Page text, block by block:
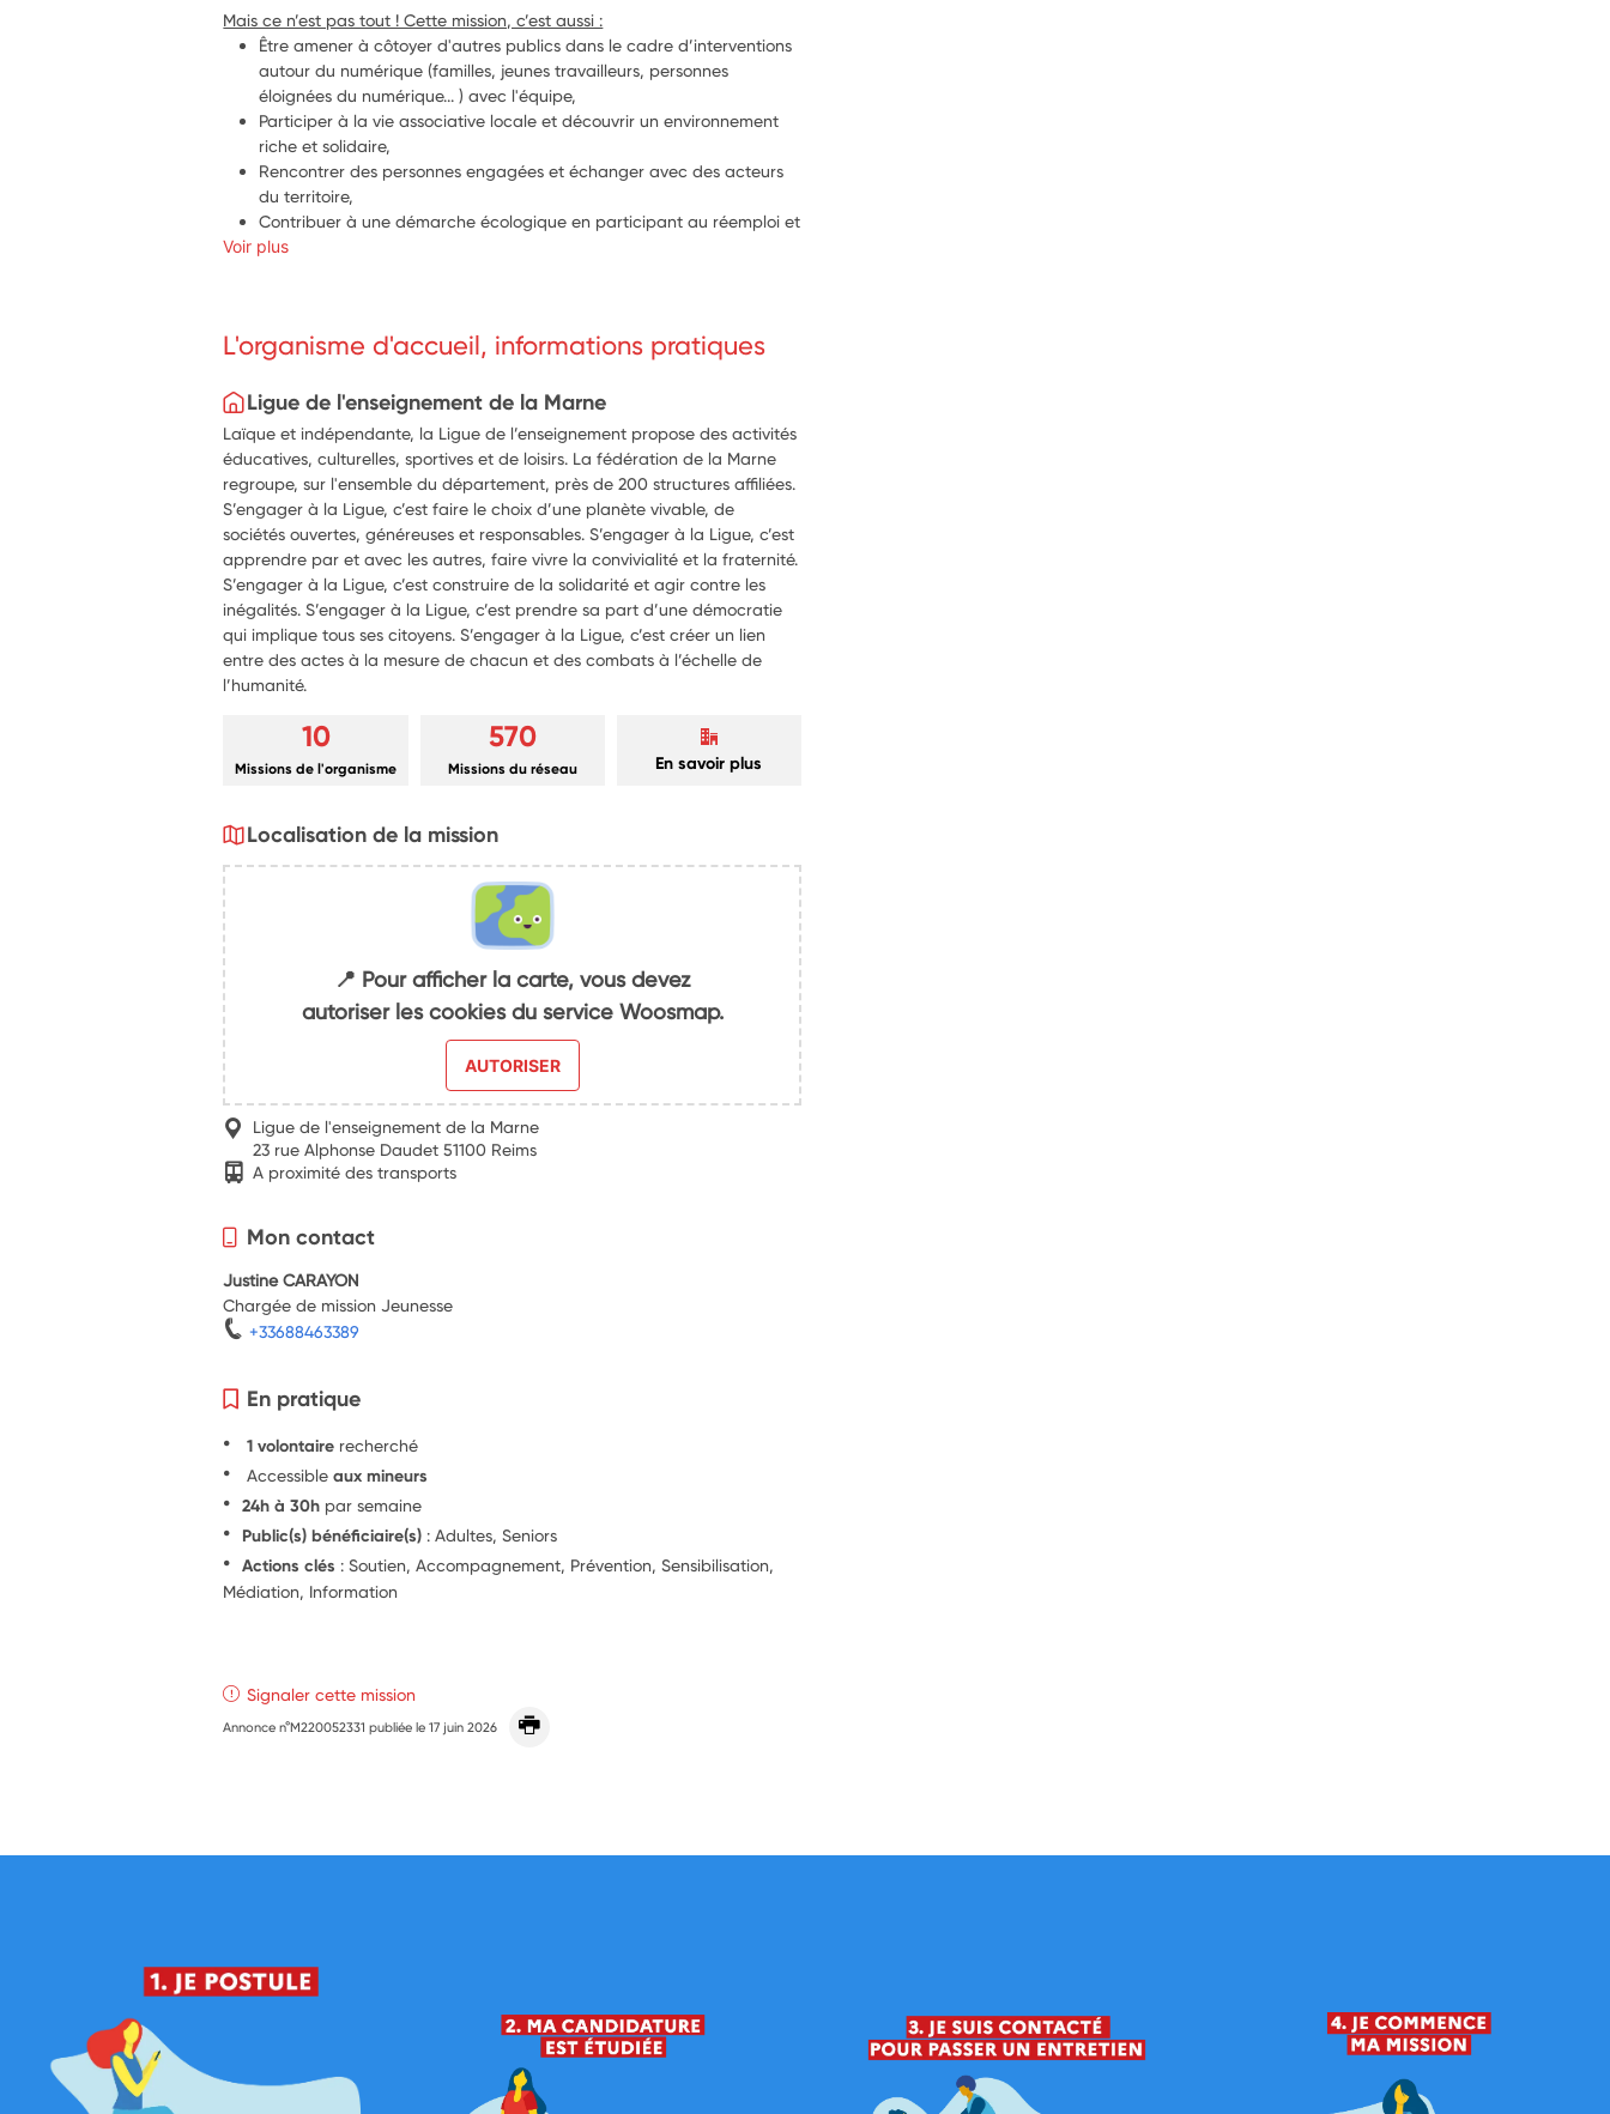
Mais ce n’est pas tout ! Cette mission, c’est aussi :
Être amener à côtoyer d'autres publics dans le cadre d’interventions
autour du numérique (familles, jeunes travailleurs, personnes
éloignées du numérique... ) avec l'équipe,
Participer à la vie associative locale et découvrir un environnement
riche et solidaire,
Rencontrer des personnes engagées et échanger avec des acteurs
du territoire,
Contribuer à une démarche écologique en participant au réemploi et
à la remise en état d’outils numériques (ordinateurs, tablettes…).
Voir plus
L'organisme d'accueil, informations pratiques
Ligue de l'enseignement de la Marne
Laïque et indépendante, la Ligue de l’enseignement propose des activités
éducatives, culturelles, sportives et de loisirs. La fédération de la Marne
regroupe, sur l'ensemble du département, près de 200 structures affiliées.
S’engager à la Ligue, c’est faire le choix d’une planète vivable, de
sociétés ouvertes, généreuses et responsables. S’engager à la Ligue, c’est
apprendre par et avec les autres, faire vivre la convivialité et la fraternité.
S’engager à la Ligue, c’est construire de la solidarité et agir contre les
inégalités. S’engager à la Ligue, c’est prendre sa part d’une démocratie
qui implique tous ses citoyens. S’engager à la Ligue, c’est créer un lien
entre des actes à la mesure de chacun et des combats à l’échelle de
l’humanité.
10
Missions de l'organisme
570
Missions du réseau En savoir plus
Localisation de la mission
📍 Pour afficher la carte, vous devez
autoriser les cookies du service Woosmap.
AUTORISER
Ligue de l'enseignement de la Marne
23 rue Alphonse Daudet 51100 Reims
A proximité des transports
Mon contact
Justine CARAYON
Chargée de mission Jeunesse
+33688463389
En pratique
1 volontaire recherché
Accessibleaux mineurs
24h à 30h par semaine
Public(s) bénéficiaire(s) : Adultes, Seniors
Actions clés : Soutien, Accompagnement, Prévention, Sensibilisation,
Médiation, Information
Signaler cette mission
Annonce n°M220052331 publiée le17 juin 2026